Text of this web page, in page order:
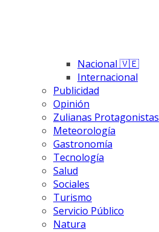
Nacional 🇻🇪
Internacional
Publicidad
Opinión
Zulianas Protagonistas
Meteorología
Gastronomía
Tecnología
Salud
Sociales
Turismo
Servicio Público
Natura